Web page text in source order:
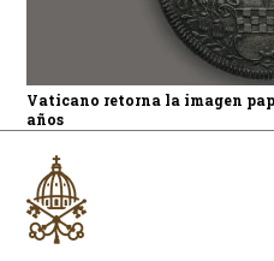
Vaticano retorna la imagen
años